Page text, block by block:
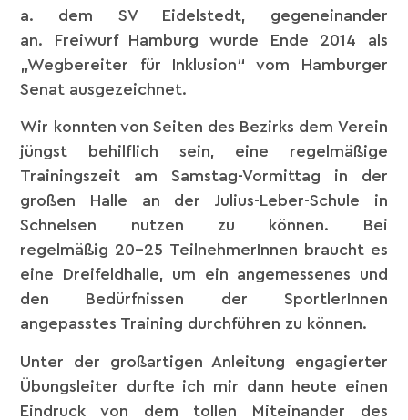
a. dem SV Eidelstedt, gegeneinander
an. Freiwurf Hamburg wurde Ende 2014 als
„Wegbereiter für Inklusion“ vom Hamburger
Senat ausgezeichnet.
Wir konnten von Seiten des Bezirks dem Verein
jüngst behilflich sein, eine regelmäßige
Trainingszeit am Samstag-Vormittag in der
großen Halle an der Julius-Leber-Schule in
Schnelsen nutzen zu können. Bei
regelmäßig 20-25 TeilnehmerInnen braucht es
eine Dreifeldhalle, um ein angemessenes und
den Bedürfnissen der SportlerInnen
angepasstes Training durchführen zu können.
Unter der großartigen Anleitung engagierter
Übungsleiter durfte ich mir dann heute einen
Eindruck von dem tollen Miteinander des